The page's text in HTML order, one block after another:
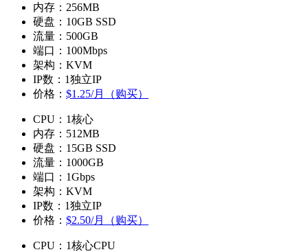
内存：256MB
硬盘：10GB SSD
流量：500GB
端口：100Mbps
架构：KVM
IP数：1独立IP
价格： $1.25/月（购买）
CPU：1核心
内存：512MB
硬盘：15GB SSD
流量：1000GB
端口：1Gbps
架构：KVM
IP数：1独立IP
价格： $2.50/月（购买）
CPU：1核心CPU